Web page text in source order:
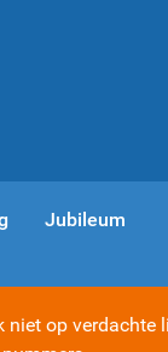
Jubileum
op verdachte